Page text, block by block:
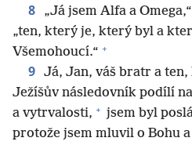
8 „Já jsem Alfa a Omega,“
„ten, který je, který byl a
Všemohoucí.“ +
9 Já, Jan, váš bratr a ten,
Ježíšův následovník podílí
a vytrvalosti, + jsem byl
protože jsem mluvil o Bohu